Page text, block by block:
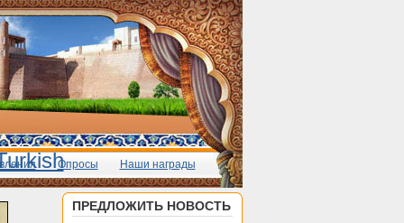
Опросы Наши награды
ПРЕДЛОЖИТЬ НОВОСТЬ